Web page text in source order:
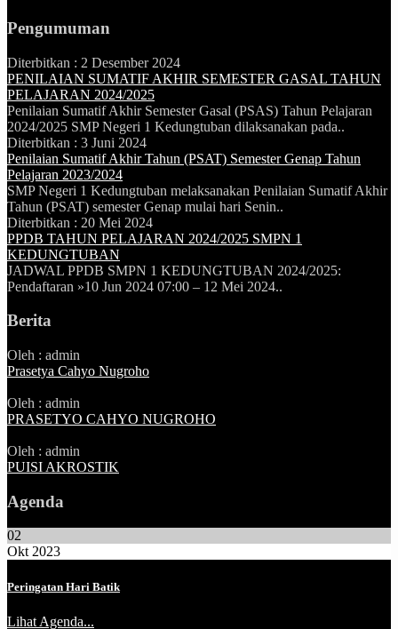
Pengumuman
Diterbitkan : 2 Desember 2024
PENILAIAN SUMATIF AKHIR SEMESTER GASAL TAHUN
PELAJARAN 2024/2025
Penilaian Sumatif Akhir Semester Gasal (PSAS) Tahun Pelajaran
2024/2025 SMP Negeri 1 Kedungtuban dilaksanakan pada..
Diterbitkan : 3 Juni 2024
Penilaian Sumatif Akhir Tahun (PSAT) Semester Genap Tahun
Pelajaran 2023/2024
SMP Negeri 1 Kedungtuban melaksanakan Penilaian Sumatif Akhir
Tahun (PSAT) semester Genap mulai hari Senin..
Diterbitkan : 20 Mei 2024
PPDB TAHUN PELAJARAN 2024/2025 SMPN 1
KEDUNGTUBAN
JADWAL PPDB SMPN 1 KEDUNGTUBAN 2024/2025:
Pendaftaran »10 Jun 2024 07:00 – 12 Mei 2024..
Berita
Oleh : admin
Prasetya Cahyo Nugroho
Oleh : admin
PRASETYO CAHYO NUGROHO
Oleh : admin
PUISI AKROSTIK
Agenda
02
Okt 2023
Peringatan Hari Batik
Lihat Agenda...